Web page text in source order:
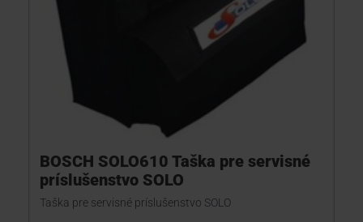
BOSCH SOLO610 Taška pre servisné
príslušenstvo SOLO
Taška pre servisné príslušenstvo SOLO